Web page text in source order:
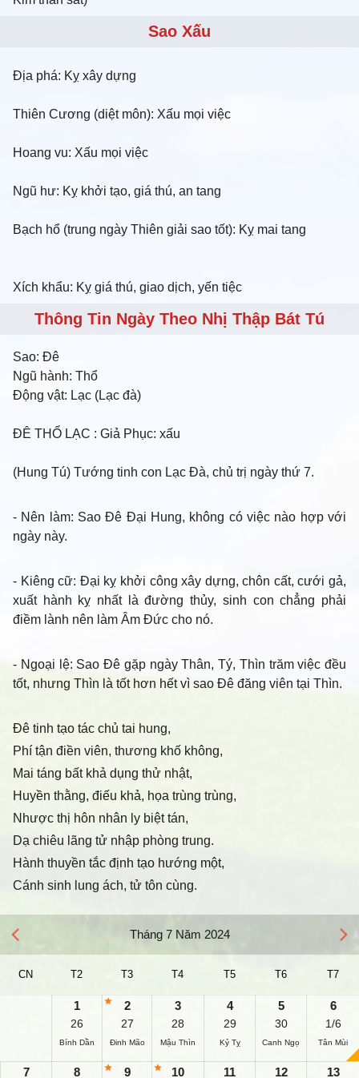
Sao Xấu
Địa phá: Kỵ xây dựng
Thiên Cương (diệt môn): Xấu mọi việc
Hoang vu: Xấu mọi việc
Ngũ hư: Kỵ khởi tạo, giá thú, an tang
Bạch hổ (trung ngày Thiên giải sao tốt): Kỵ mai tang
Xích khẩu: Kỵ giá thú, giao dịch, yến tiệc
Thông Tin Ngày Theo Nhị Thập Bát Tú
Sao: Đê
Ngũ hành: Thổ
Động vật: Lạc (Lạc đà)
ĐÊ THỔ LẠC : Giả Phục: xấu
(Hung Tú) Tướng tinh con Lạc Đà, chủ trị ngày thứ 7.
- Nên làm: Sao Đê Đại Hung, không có việc nào hợp với
ngày này.
- Kiêng cữ: Đại kỵ khởi công xây dựng, chôn cất, cưới gả,
xuất hành kỵ nhất là đường thủy, sinh con chẳng phải
điềm lành nên làm Âm Đức cho nó.
- Ngoại lệ: Sao Đê gặp ngày Thân, Tý, Thìn trăm việc đều
tốt, nhưng Thìn là tốt hơn hết vì sao Đê đăng viên tại Thìn.
Đê tinh tạo tác chủ tai hung,
Phí tận điền viên, thương khố không,
Mai táng bất khả dụng thử nhật,
Huyền thằng, điếu khả, họa trùng trùng,
Nhược thị hôn nhân ly biệt tán,
Dạ chiêu lãng tử nhập phòng trung.
Hành thuyền tắc định tạo hướng một,
Cánh sinh lung ách, tử tôn cùng.
Tháng 7 Năm 2024
CN T2 T3 T4 T5 T6 T7
1
26
Bính Dần
2
27
Đinh Mão
3
28
Mậu Thìn
4
29
Kỷ Tỵ
5
30
Canh Ngọ
6
1/6
Tân Mùi
7 8 9 10 11 12 13